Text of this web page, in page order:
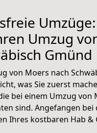
Umzug
Gmünd
von Moers nach
was Sie zuerst
bei einem Umzug von
sind. Angefangen bei
Ihres kostbaren Hab &